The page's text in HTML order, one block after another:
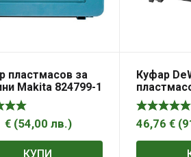
пластмасов за
Makita 824799-1
€ (54,00лв.)
КУПИ
Куфар
DWST1-
46,76€ (